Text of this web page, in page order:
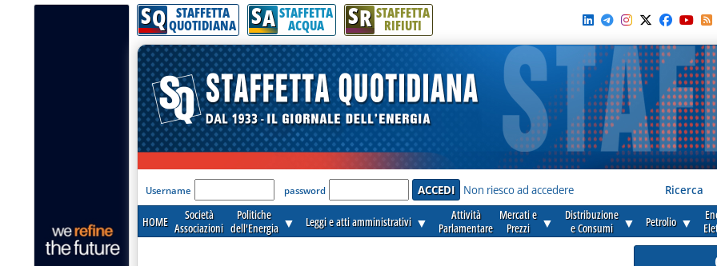
SQ STAFFETTA
QUOTIDIANA SA STAFFETTA
ACQUA SR STAFFETTA
RIFIUTI
'Modulo Login per accedere'
Username password Non riesco ad accedere Ricerca
HOME
Società
Associazioni
Politiche
dell'Energia ▼ Leggi e atti amministrativi ▼
Attività
Parlamentare
Mercati e
Prezzi
▼
Distribuzione
e Consumi
▼ Petrolio ▼